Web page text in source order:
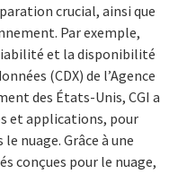
crucial, ainsi que
Par exemple,
et la disponibilité
(CDX) de l’Agence
des États-Unis, CGI a
et applications, pour
nuage. Grâce à une
conçues pour le nuage,